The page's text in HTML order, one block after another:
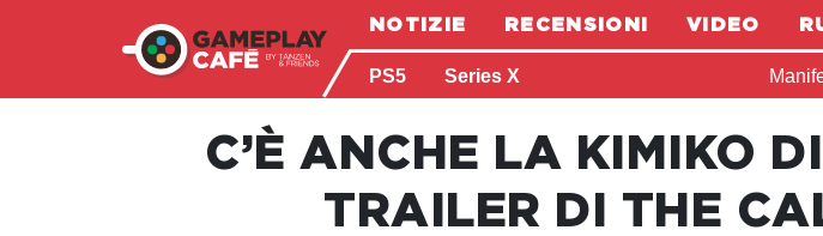
NOTIZIE RECENSIONI VIDEO
PS5 Series X
C’È ANCHE LA KIMIKO
TRAILER DI THE